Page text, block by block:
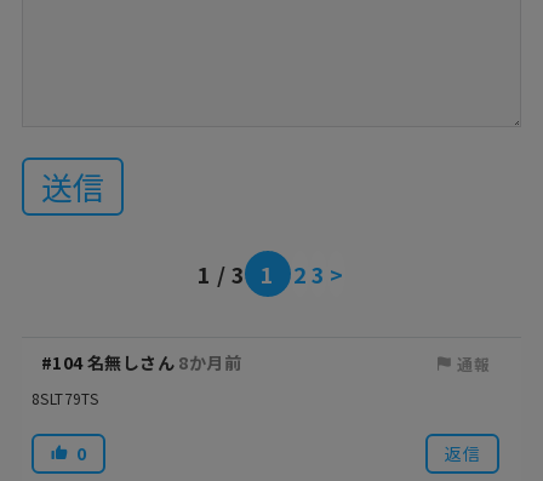
送信
1 / 3 1 23 >
#104名無しさん 8か月前 通報
8SLT79TS
0 返信